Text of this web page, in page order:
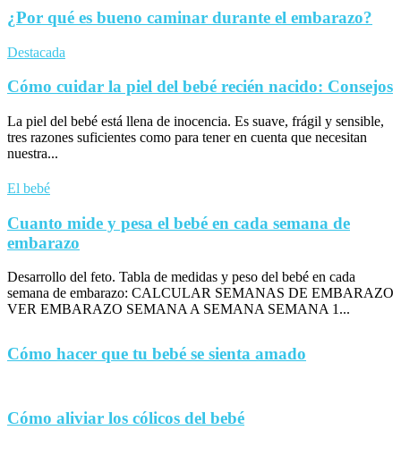
¿Por qué es bueno caminar durante el embarazo?
Destacada
Cómo cuidar la piel del bebé recién nacido: Consejos
La piel del bebé está llena de inocencia. Es suave, frágil y sensible,
tres razones suficientes como para tener en cuenta que necesitan
nuestra...
El bebé
Cuanto mide y pesa el bebé en cada semana de
embarazo
Desarrollo del feto. Tabla de medidas y peso del bebé en cada
semana de embarazo: CALCULAR SEMANAS DE EMBARAZO
VER EMBARAZO SEMANA A SEMANA SEMANA 1...
Cómo hacer que tu bebé se sienta amado
Cómo aliviar los cólicos del bebé